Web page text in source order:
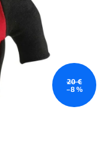
20 €
–8 %